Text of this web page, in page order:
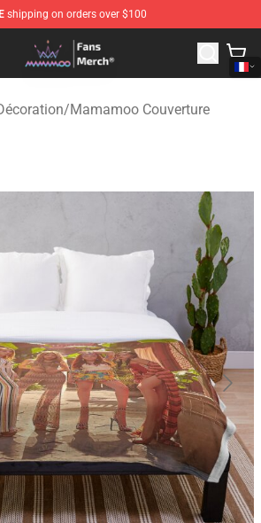
shipping on orders over $100
- Official Mamamoo Merchandise Shop
/Mamamoo Couverture